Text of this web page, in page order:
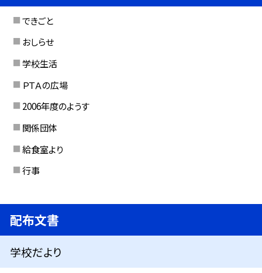
できごと
おしらせ
学校生活
ＰＴＡの広場
2006年度のようす
関係団体
給食室より
行事
配布文書
学校だより